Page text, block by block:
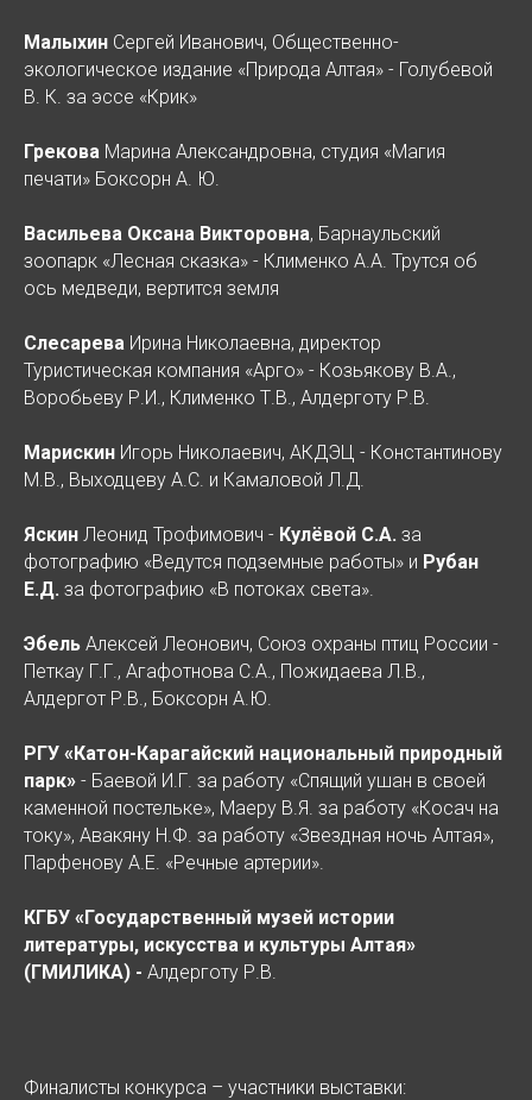
Малыхин Сергей Иванович, Общественно-
экологическое издание «Природа Алтая» - Голубевой
В. К. за эссе «Крик»
Грекова Марина Александровна, студия «Магия
печати» Боксорн А. Ю.
Васильева Оксана Викторовна, Барнаульский
зоопарк «Лесная сказка» - Клименко А.А. Трутся об
ось медведи, вертится земля
Слесарева Ирина Николаевна, директор
Туристическая компания «Арго» - Козьякову В.А.,
Воробьеву Р.И., Клименко Т.В., Алдерготу Р.В.
Марискин Игорь Николаевич, АКДЭЦ - Константинову
М.В., Выходцеву А.С. и Камаловой Л.Д.
Яскин Леонид Трофимович - Кулёвой С.А. за
фотографию «Ведутся подземные работы» и Рубан
Е.Д. за фотографию «В потоках света».
Эбель Алексей Леонович, Союз охраны птиц России -
Петкау Г.Г., Агафотнова С.А., Пожидаева Л.В.,
Алдергот Р.В., Боксорн А.Ю.
РГУ «Катон-Карагайский национальный природный
парк» - Баевой И.Г. за работу «Спящий ушан в своей
каменной постельке», Маеру В.Я. за работу «Косач на
току», Авакяну Н.Ф. за работу «Звездная ночь Алтая»,
Парфенову А.Е. «Речные артерии».
КГБУ «Государственный музей истории
литературы, искусства и культуры Алтая»
(ГМИЛИКА) - Алдерготу Р.В.
Финалисты конкурса – участники выставки: